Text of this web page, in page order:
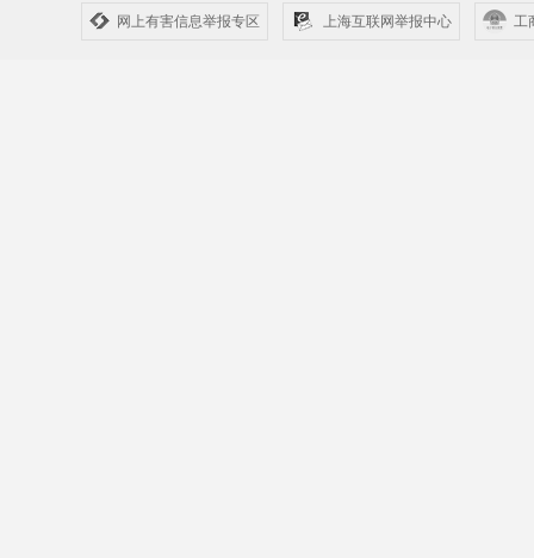
网上有害信息举报专区 上海互联网举报中心 工